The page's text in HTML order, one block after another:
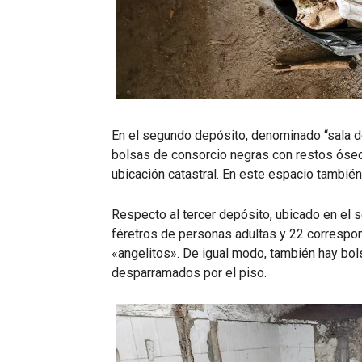
En el segundo depósito, denominado “sala
bolsas de consorcio negras con restos
ubicación catastral. En este espacio
Respecto al tercer depósito, ubicado en el
féretros de personas adultas y 22
«angelitos». De igual modo, también hay
desparramados por el piso.